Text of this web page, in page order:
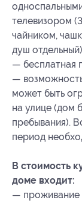
телевизором
чайником,
душ
— бесплатная
—
может быть
на улице (дом
пребывания).
период
В стоимость
доме входит:
— проживание